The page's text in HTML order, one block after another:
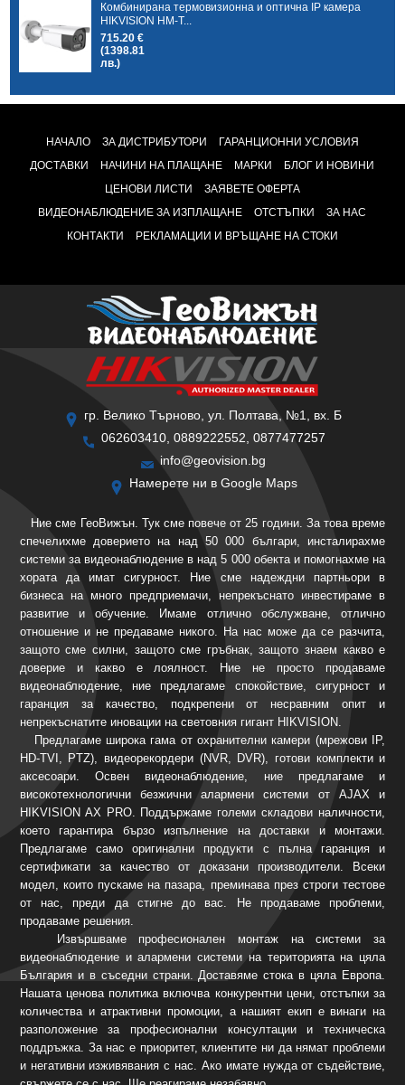
Комбинирана термовизионна и оптична IP камера
HIKVISION HM-T...
715.20 €
(1398.81
лв.)
НАЧАЛО ЗА ДИСТРИБУТОРИ
ГАРАНЦИОННИ УСЛОВИЯ
ДОСТАВКИ
НАЧИНИ НА ПЛАЩАНЕ МАРКИ
БЛОГ И НОВИНИ
ЦЕНОВИ ЛИСТИ
ЗАЯВЕТЕ ОФЕРТА
ВИДЕОНАБЛЮДЕНИЕ ЗА ИЗПЛАЩАНЕ
ОТСТЪПКИ
ЗА НАС
КОНТАКТИ
РЕКЛАМАЦИИ И ВРЪЩАНЕ НА СТОКИ
гр. Велико Търново, ул. Полтава, №1, вх. Б
062603410, 0889222552, 0877477257
info@geovision.bg
Намерете ни в Google Maps
Ние сме ГеоВижън. Тук сме повече от 25 години. За това време
спечелихме доверието на над 50 000 българи, инсталирахме
системи за видеонаблюдение в над 5 000 обекта и помогнахме на
хората да имат сигурност. Ние сме надеждни партньори в
бизнеса на много предприемачи, непрекъснато инвестираме в
развитие и обучение. Имаме отлично обслужване, отлично
отношение и не предаваме никого. На нас може да се разчита,
защото сме силни, защото сме гръбнак, защото знаем какво е
доверие и какво е лоялност. Ние не просто продаваме
видеонаблюдение, ние предлагаме спокойствие, сигурност и
гаранция за качество, подкрепени от несравним опит и
непрекъснатите иновации на световния гигант HIKVISION.
Предлагаме широка гама от охранителни камери (мрежови IP,
HD-TVI, PTZ), видеорекордери (NVR, DVR), готови комплекти и
аксесоари. Освен видеонаблюдение, ние предлагаме и
високотехнологични безжични алармени системи от AJAX и
HIKVISION AX PRO. Поддържаме големи складови наличности,
което гарантира бързо изпълнение на доставки и монтажи.
Предлагаме само оригинални продукти с пълна гаранция и
сертификати за качество от доказани производители. Всеки
модел, които пускаме на пазара, преминава през строги тестове
от нас, преди да стигне до вас. Не продаваме проблеми,
продаваме решения.
Извършваме професионален монтаж на системи за
видеонаблюдение и алармени системи на територията на цяла
България и в съседни страни. Доставяме стока в цяла Европа.
Нашата ценова политика включва конкурентни цени, отстъпки за
количества и атрактивни промоции, а нашият екип е винаги на
разположение за професионални консултации и техническа
поддръжка. За нас е приоритет, клиентите ни да нямат проблеми
и негативни изживявания с нас. Ако имате нужда от съдействие,